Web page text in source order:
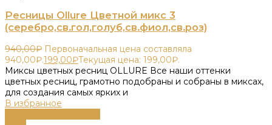
Ресницы Ollure Цветной микс 3
(серебро,св.гол,голуб,св.фиол,св.роз)
940,00₽ Первоначальная цена составляла
940,00₽.199,00₽Текущая цена: 199,00₽.
Миксы цветных ресниц OLLURE Все наши оттенки
цветных ресниц, грамотно подобраны и собраны в миксах,
для создания самых ярких и
В избранное